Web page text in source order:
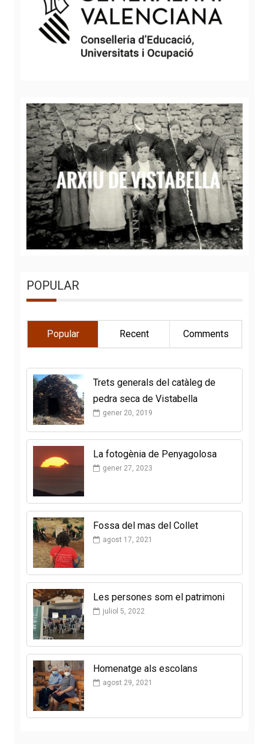
POPULAR
Popular Recent Comments
Trets generals del catàleg de
pedra seca de Vistabella
gener 20, 2019
La fotogènia de Penyagolosa
gener 27, 2023
Fossa del mas del Collet
agost 17, 2021
Les persones som el patrimoni
juliol 5, 2022
Homenatge als escolans
agost 29, 2021